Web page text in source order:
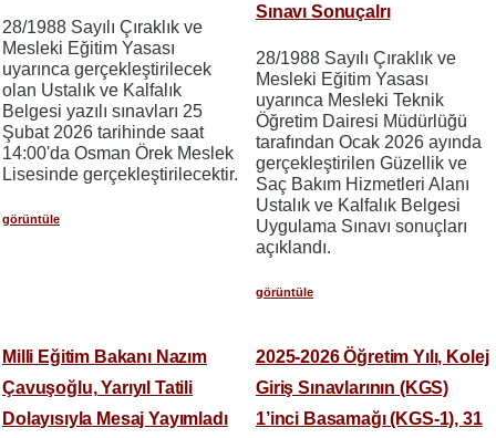
28/1988 Sayılı Çıraklık ve
Mesleki Eğitim Yasası
uyarınca gerçekleştirilecek
olan Ustalık ve Kalfalık
Belgesi yazılı sınavları 25
Şubat 2026 tarihinde saat
14:00'da Osman Örek Meslek
Lisesinde gerçekleştirilecektir.
görüntüle
Sınavı Sonuçalrı
28/1988 Sayılı Çıraklık ve
Mesleki Eğitim Yasası
uyarınca Mesleki Teknik
Öğretim Dairesi Müdürlüğü
tarafından Ocak 2026 ayında
gerçekleştirilen Güzellik ve
Saç Bakım Hizmetleri Alanı
Ustalık ve Kalfalık Belgesi
Uygulama Sınavı sonuçları
açıklandı.
görüntüle
Milli Eğitim Bakanı Nazım
Çavuşoğlu, Yarıyıl Tatili
Dolayısıyla Mesaj Yayımladı
2025-2026 Öğretim Yılı, Kolej
Giriş Sınavlarının (KGS)
1’inci Basamağı (KGS-1), 31